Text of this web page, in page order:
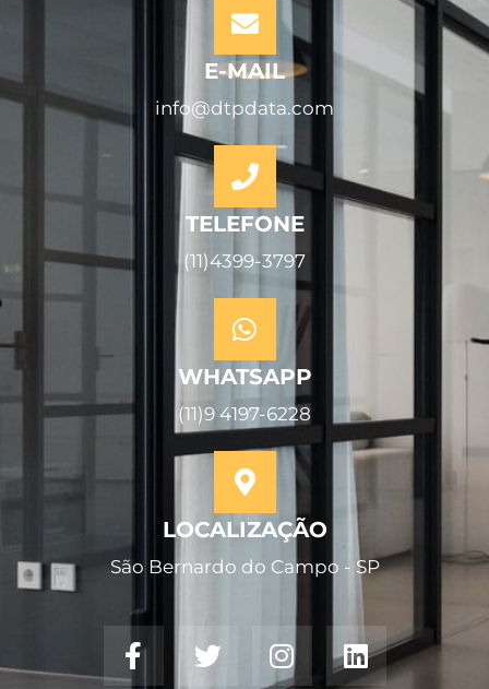
E-MAIL
info@dtpdata.com
TELEFONE
(11)4399-3797
WHATSAPP
(11)9 4197-6228
LOCALIZAÇÃO
São Bernardo do Campo - SP